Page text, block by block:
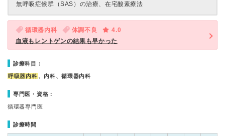
無呼吸症候群（SAS）の治療、在宅酸素療法
循環器内科 体調不良
4.0
血液もレントゲンの結果も早かった
診療科目：
呼吸器内科 、内科、循環器内科
専門医・資格：
循環器専門医
診療時間